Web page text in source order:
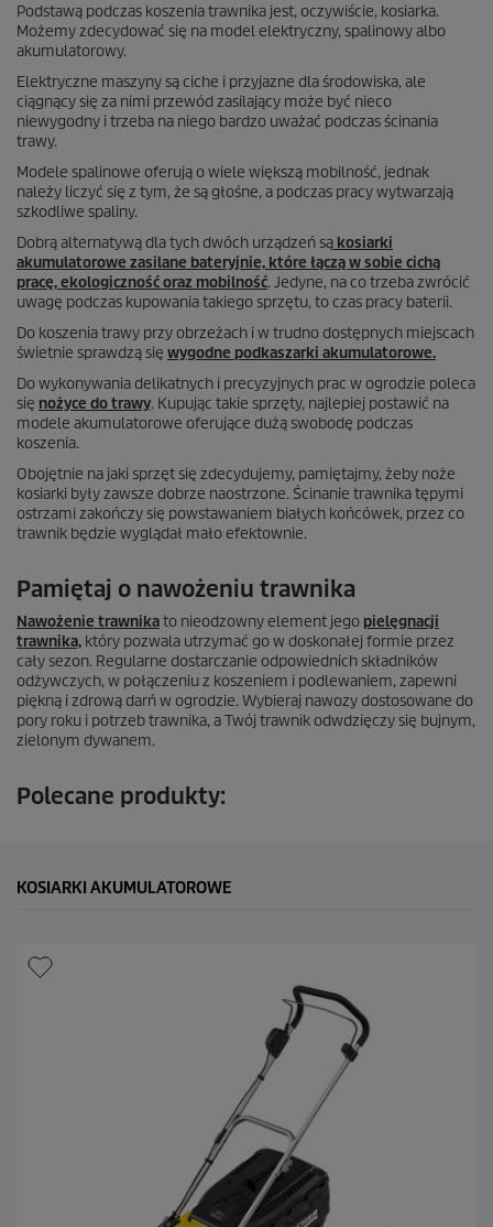
Podstawą podczas koszenia trawnika jest, oczywiście, kosiarka.
Możemy zdecydować się na model elektryczny, spalinowy albo
akumulatorowy.
Elektryczne maszyny są ciche i przyjazne dla środowiska, ale
ciągnący się za nimi przewód zasilający może być nieco
niewygodny i trzeba na niego bardzo uważać podczas ścinania
trawy.
Modele spalinowe oferują o wiele większą mobilność, jednak
należy liczyć się z tym, że są głośne, a podczas pracy wytwarzają
szkodliwe spaliny.
Dobrą alternatywą dla tych dwóch urządzeń są kosiarki
akumulatorowe zasilane bateryjnie, które łączą w sobie cichą
pracę, ekologiczność oraz mobilność. Jedyne, na co trzeba zwrócić
uwagę podczas kupowania takiego sprzętu, to czas pracy baterii.
Do koszenia trawy przy obrzeżach i w trudno dostępnych miejscach
świetnie sprawdzą się wygodne podkaszarki akumulatorowe.
Do wykonywania delikatnych i precyzyjnych prac w ogrodzie poleca
się nożyce do trawy. Kupując takie sprzęty, najlepiej postawić na
modele akumulatorowe oferujące dużą swobodę podczas
koszenia.
Obojętnie na jaki sprzęt się zdecydujemy, pamiętajmy, żeby noże
kosiarki były zawsze dobrze naostrzone. Ścinanie trawnika tępymi
ostrzami zakończy się powstawaniem białych końcówek, przez co
trawnik będzie wyglądał mało efektownie.
Pamiętaj o nawożeniu trawnika
Nawożenie trawnikato nieodzowny element jego pielęgnacji
trawnika, który pozwala utrzymać go w doskonałej formie przez
cały sezon. Regularne dostarczanie odpowiednich składników
odżywczych, w połączeniu z koszeniem i podlewaniem, zapewni
piękną i zdrową darń w ogrodzie. Wybieraj nawozy dostosowane do
pory roku i potrzeb trawnika, a Twój trawnik odwdzięczy się bujnym,
zielonym dywanem.
Polecane produkty:
KOSIARKI AKUMULATOROWE